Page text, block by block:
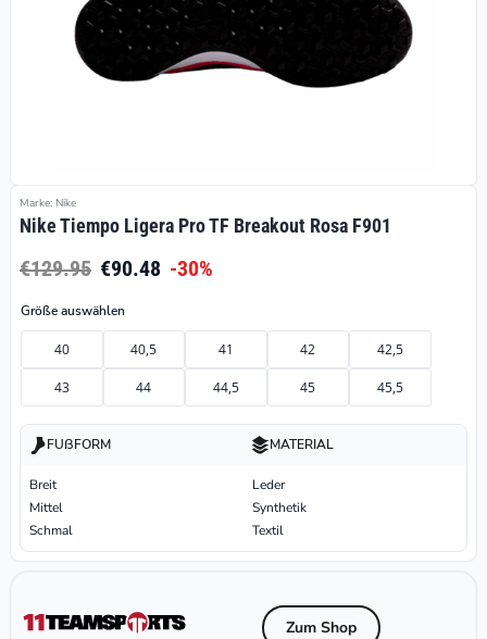
Marke: Nike
Nike Tiempo Ligera Pro TF Breakout Rosa F901
€129.95 €90.48 -30%
Größe auswählen
40 40,5 41 42 42,5
43 44 44,5 45 45,5
FUßFORM
Breit
Mittel
Schmal
MATERIAL
Leder
Synthetik
Textil
Zum Shop